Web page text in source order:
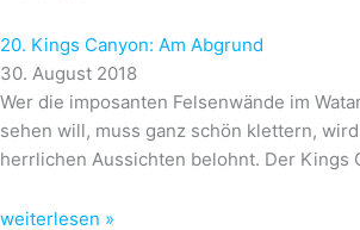
20. Kings Canyon: Am Abgrund
30. August 2018
Wer die imposanten Felsenwände im
sehen will, muss ganz schön klettern,
herrlichen Aussichten belohnt. Der Kings
weiterlesen »